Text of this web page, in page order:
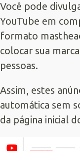
Você pode
YouTube em
formato
colocar sua
pessoas.
Assim, estes
automática sem
da página inicial